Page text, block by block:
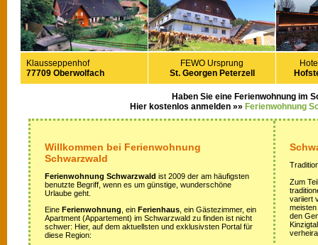
Klausseppenhof
77709 Oberwolfach
FEWO Ursprung
St. Georgen Peterzell
Haben Sie eine Ferienwohnung im
Hier kostenlos anmelden »» Ferienwohnung
Willkommen bei Ferienwohnung
Schwarzwald
Ferienwohnung Schwarzwald ist 2009 der am häufigsten
benutzte Begriff, wenn es um günstige, wunderschöne
Urlaube geht.
Eine Ferienwohnung , ein Ferienhaus , ein Gästezimmer, ein
Apartment (Appartement) im Schwarzwald zu finden ist nicht
schwer: Hier, auf dem aktuellsten und exklusivsten Portal für
diese Region:
Zum
variiert
den